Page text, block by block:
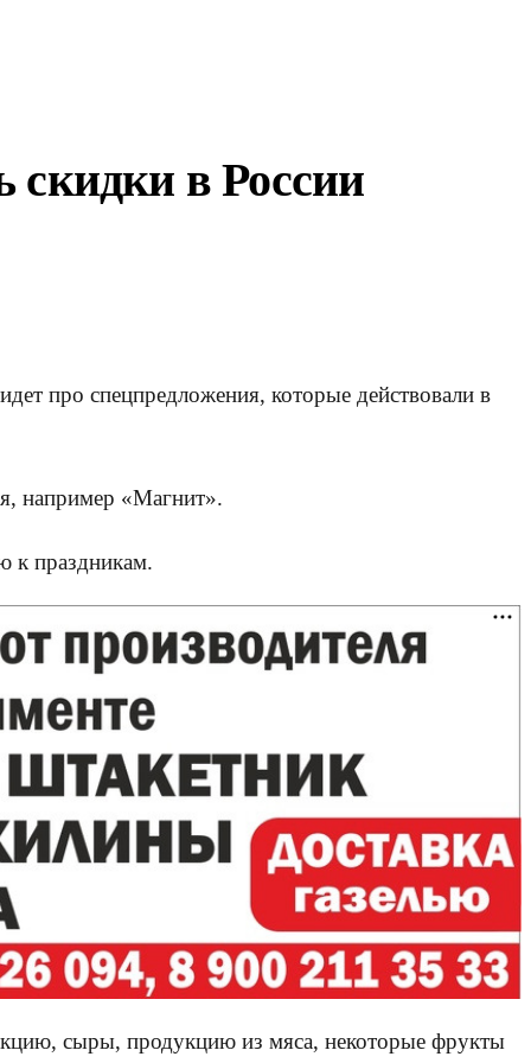
в России
про спецпредложения, которые действовали в
например «Магнит».
к праздникам.
сыры, продукцию из мяса, некоторые фрукты